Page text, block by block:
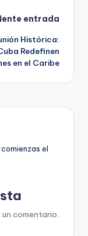
entrada
Histórica:
Redefinen
en el Caribe
el
comentario.